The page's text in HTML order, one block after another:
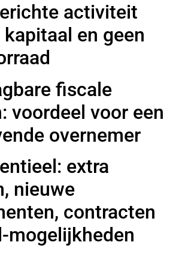
activiteit
en geen
fiscale
voordeel voor een
overnemer
extra
nieuwe
contracten
mogelijkheden